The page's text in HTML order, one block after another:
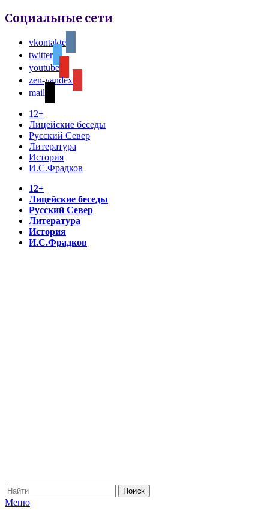
Социальные сети
vkontakte
twitter
youtube
zen-yandex
mail
12+
Лицейские беседы
Русский Север
Литература
История
И.С.Фрадков
12+
Лицейские беседы
Русский Север
Литература
История
И.С.Фрадков
Меню